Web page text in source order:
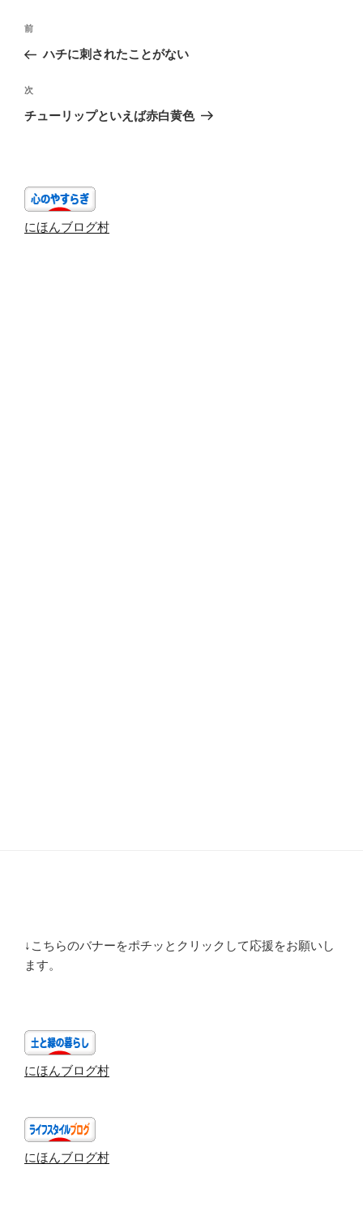
投
ナ
ビ
ゲ
ン
前
の
稿
前
ハチに刺されたことがない
次
の
次
チューリップといえば赤白黄色
にほんブログ村
↓こちらのバナーをポチッとクリックして応援をお願いし
ます。
にほんブログ村
にほんブログ村